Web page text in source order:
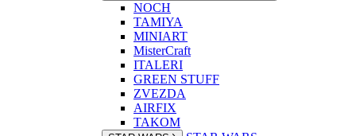
NOCH
TAMIYA
MINIART
MisterCraft
ITALERI
GREEN STUFF
ZVEZDA
AIRFIX
TAKOM